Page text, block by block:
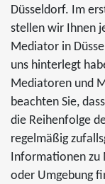
Düsseldorf. Im
stellen wir Ihnen
Mediator in
uns hinterlegt
Mediatoren und
beachten Sie,
die Reihenfolge
regelmäßig
Informationen zu
oder Umgebung